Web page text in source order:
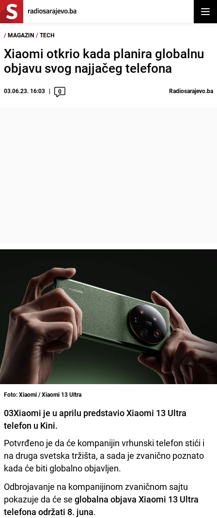
/ MAGAZIN / TECH
Xiaomi otkrio kada planira globalnu
objavu svog najjačeg telefona
03.06.23. 16:03 0 Radiosarajevo.ba
Foto: Xiaomi / Xiaomi 13 Ultra
03Xiaomi je u aprilu predstavio Xiaomi 13 Ultra
telefon u Kini.
Potvrđeno je da će kompanijin vrhunski telefon stići i
na druga svetska tržišta, a sada je zvanično poznato
kada će biti globalno objavljen.
Odbrojavanje na kompanijinom zvaničnom sajtu
pokazuje da će se globalna objava Xiaomi 13 Ultra
telefona održati 8. juna.